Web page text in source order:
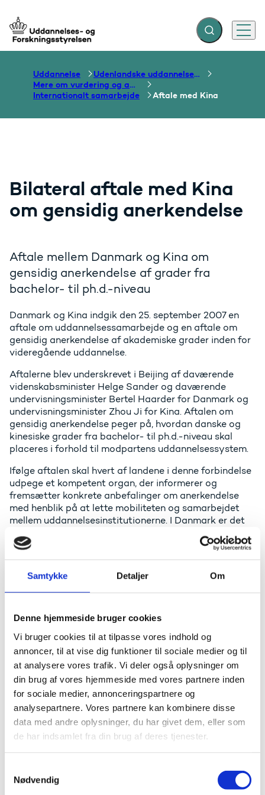
Samtykke Detaljer Om
Denne hjemmeside bruger cookies
Vi bruger cookies til at tilpasse vores indhold og
annoncer, til at vise dig funktioner til sociale medier og til
at analysere vores trafik. Vi deler også oplysninger om
din brug af vores hjemmeside med vores partnere inden
for sociale medier, annonceringspartnere og
analysepartnere. Vores partnere kan kombinere disse
data med andre oplysninger, du har givet dem, eller som
de har indsamlet fra din brug af deres tjenester.
Nødvendig
Gå til forsiden Fold søgefelt ud
Menu
Uddannelse
Udenlandske uddannelser og dokumentation over grænser
Mere om vurdering og anerkendelse
Internationalt samarbejde
Aftale med Kina
Bilateral aftale med Kina
om gensidig anerkendelse
Aftale mellem Danmark og Kina om
gensidig anerkendelse af grader fra
bachelor- til ph.d.-niveau
Danmark og Kina indgik den 25. september 2007 en
aftale om uddannelsessamarbejde og en aftale om
gensidig anerkendelse af akademiske grader inden for
videregående uddannelse.
Aftalerne blev underskrevet i Beijing af daværende
videnskabsminister Helge Sander og daværende
undervisningsminister Bertel Haarder for Danmark og
undervisningsminister Zhou Ji for Kina. Aftalen om
gensidig anerkendelse peger på, hvordan danske og
kinesiske grader fra bachelor- til ph.d.-niveau skal
placeres i forhold til modpartens uddannelsessystem.
Ifølge aftalen skal hvert af landene i denne forbindelse
udpege et kompetent organ, der informerer og
fremsætter konkrete anbefalinger om anerkendelse
med henblik på at lette mobiliteten og samarbejdet
mellem uddannelsesinstitutionerne. I Danmark er det
Uddannelses- og Forskningsstyrelsen, der har denne
rolle, og som efter aftalen skal rådgive de
videregående uddannelsesinstitutioner om, hvordan
man sammenligner grader fra de to systemer, og
sammen med det kinesiske organ sikre ajourført
information om de anerkendte videregående
sammen med den aftale om uddannelsessamarbejde,
der samtidig blev indgået. Denne vil øge udvekslingen
af studerende og lærere, gøre det lettere for danske
uddannelsesinstitutioner at komme ind på det
kinesiske marked for uddannelse samt styrke begge
landes internationaliseringsstrategier. Aftalen skal
samtidig sikre kvaliteten af udvekslingen. Det betyder
blandt andet, at der i Danmark kun optages kinesiske
studerende med de rette kvalifikationer.
Aftalen kan læses her: